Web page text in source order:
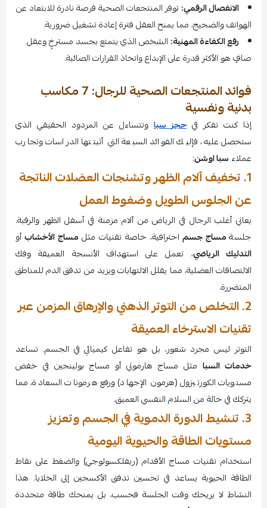
الانفصال الرقمي:توفر المنتجعات الصحية فرصة نادرة للابتعاد عن
الهواتف والضجيج، مما يمنح العقل فترة إعادة تشغيل ضرورية.
رفع الكفاءة المهنية: الشخص الذي يتمتع بجسد مسترخٍ وعقل
صافٍ هو الأكثر قدرة على الإبداع واتخاذ القرارات الصائبة.
فوائد المنتجعات الصحية للرجال: 7 مكاسب
بدنية ونفسية
إذا كنت تفكر فيحجز سبا وتتساءل عن المردود الحقيقي الذي
ستحصل عليه، فإليك الفوائد السبعة التي أثبتتها الدراسات وتجارب
عملاء سبا اوشن:
1. تخفيف آلام الظهر وتشنجات العضلات الناتجة
عن الجلوس الطويل وضغوط العمل
يعاني أغلب الرجال في الرياض من آلام مزمنة في أسفل الظهر والرقبة.
جلسةمساج جسماحترافية، خاصة تقنيات مثل مساج الأخشابأو
التدليك الرياضي، تعمل على استهداف الأنسجة العميقة وفك
الالتصاقات العضلية، مما يقلل الالتهابات ويزيد من تدفق الدم للمناطق
المتضررة.
2. التخلص من التوتر الذهني والإرهاق المزمن عبر
تقنيات الاسترخاء العميقة
التوتر ليس مجرد شعور، بل هو تفاعل كيميائي في الجسم. تساعد
خدمات السبا مثل مساج هارموني أو مساج بولينجين في خفض
مستويات الكورتيزول (هرمون الإجهاد) ورفع هرمونات السعادة، مما
يتركك في حالة من السلام النفسي العميق.
3. تنشيط الدورة الدموية في الجسم وتعزيز
مستويات الطاقة والحيوية اليومية
استخدام تقنيات مساج الأقدام (ريفلكسولوجي) والضغط على نقاط
الطاقة الحيوية يساعد في تحسين تدفق الأكسجين إلى الخلايا. هذا
النشاط لا يريحك وقت الجلسة فحسب، بل يمنحك طاقة متجددة